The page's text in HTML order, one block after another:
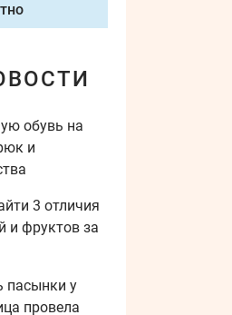
обувь на
и
3 отличия
и фруктов за
пасынки у
провела